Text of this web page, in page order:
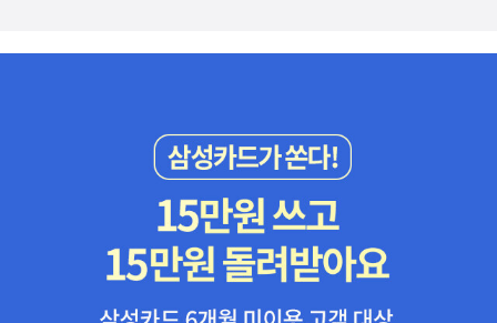
고자 노력하였으나, 지역사회의 참여적 정책 수립이나, 중장기 예방
전략의 수립, 적극적인 에이즈 낙인의 제거 등에 대한 전향적인 고려
근으로는 성을 금기시하고, 억압함으로써, 에이즈에 대하여 적절히
대응하지 못하며, 오히려 환자 및 감염자, 주민 등이 스스로 참여하여
사회적, 구조적으로 질병의 의미를 재해석하고, 생활에 밀착된 정책
대안을 생산할 수 있도록 소통과 협력이 강화되어야할 필요성을 깨닫